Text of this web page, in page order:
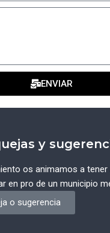
ENVIAR
y
os animamos a
en pro de un municipio
o sugerencia